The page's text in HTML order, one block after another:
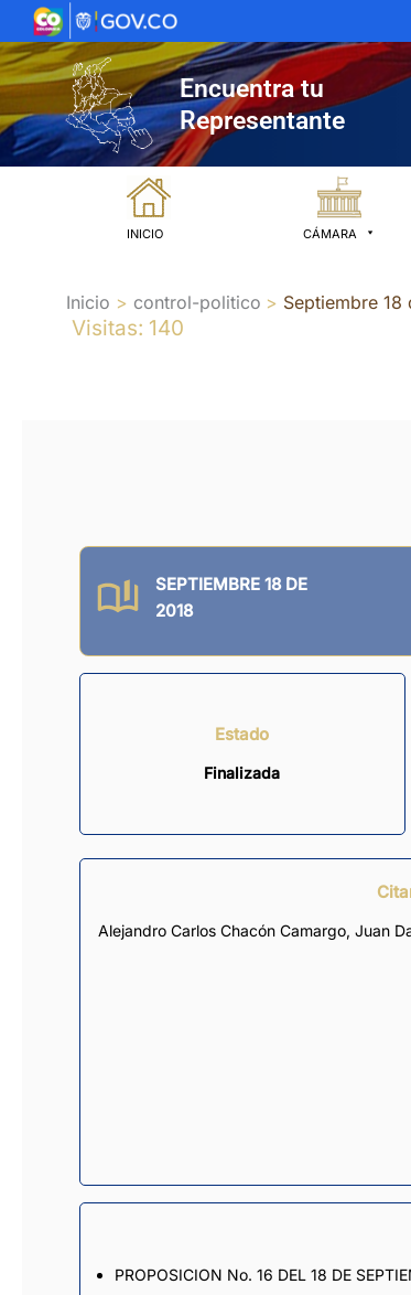
al
contenido
Encuentra tu
Representante
INICIO CÁMARA
Inicio control-politico Septiembre 18
Visitas: 140
SEPTIEMBRE 18 DE
2018
Estado
Finalizada
Alejandro Carlos Chacón Camargo, Juan
PROPOSICION No. 16 DEL 18 DE